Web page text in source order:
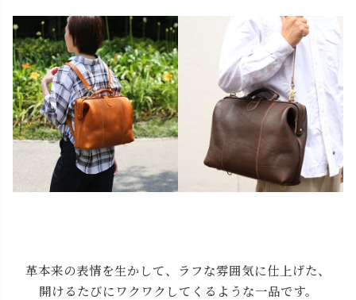
革本来の表情を生かして、ラフな雰囲気に仕上げた、
開けるたびにワクワクしてくるような一品です。